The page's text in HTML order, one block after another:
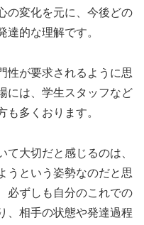
の変化を元に、今後どの
達的な理解です。
性が要求されるように思
には、学生スタッフなど
も多くおります。
て大切だと感じるのは、
うという姿勢なのだと思
必ずしも自分のこれでの
、相手の状態や発達過程